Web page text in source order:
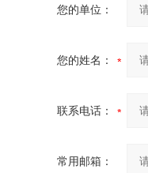
您的单位：
您的姓名：
联系电话：
常用邮箱：